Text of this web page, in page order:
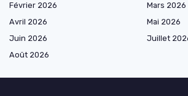
Février 2026
Mars 2026
Avril 2026
Mai 2026
Juin 2026
Juillet
Août 2026